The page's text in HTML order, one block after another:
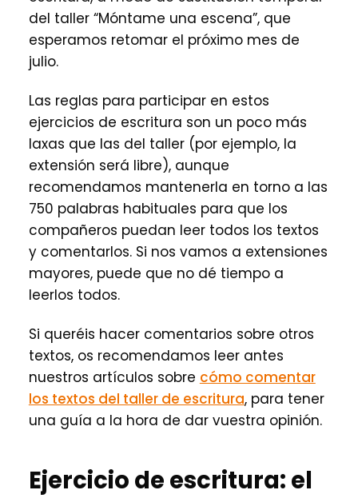
del taller “Móntame una escena”, que
esperamos retomar el próximo mes de
julio.
Las reglas para participar en estos
ejercicios de escritura son un poco más
laxas que las del taller (por ejemplo, la
extensión será libre), aunque
recomendamos mantenerla en torno a las
750 palabras habituales para que los
compañeros puedan leer todos los textos
y comentarlos. Si nos vamos a extensiones
mayores, puede que no dé tiempo a
leerlos todos.
Si queréis hacer comentarios sobre otros
textos, os recomendamos leer antes
nuestros artículos sobre cómo comentar
los textos del taller de escritura, para tener
una guía a la hora de dar vuestra opinión.
Ejercicio de escritura: el